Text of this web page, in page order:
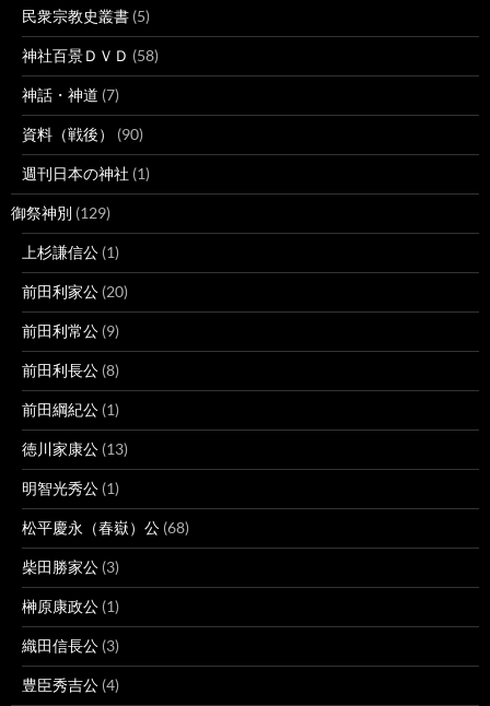
民衆宗教史叢書 (5)
神社百景ＤＶＤ (58)
神話・神道 (7)
資料（戦後） (90)
週刊日本の神社 (1)
御祭神別 (129)
上杉謙信公 (1)
前田利家公 (20)
前田利常公 (9)
前田利長公 (8)
前田綱紀公 (1)
徳川家康公 (13)
明智光秀公 (1)
松平慶永（春嶽）公 (68)
柴田勝家公 (3)
榊原康政公 (1)
織田信長公 (3)
豊臣秀吉公 (4)